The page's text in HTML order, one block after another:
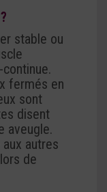
stable ou
fermés en
sont
disent
aveugle.
autres
de